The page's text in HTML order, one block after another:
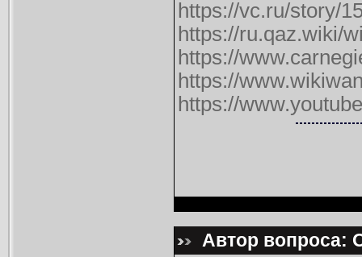
https://vc.ru/story/
https://ru.qaz.wiki/
https://
https://
https://
Автор вопроса: